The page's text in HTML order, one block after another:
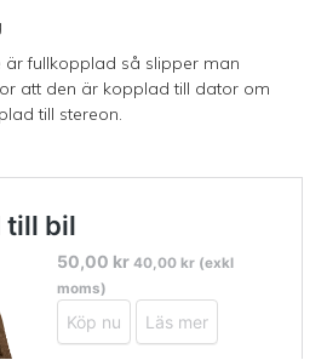
är fullkopplad så slipper man
att den är kopplad till dator om
till stereon.